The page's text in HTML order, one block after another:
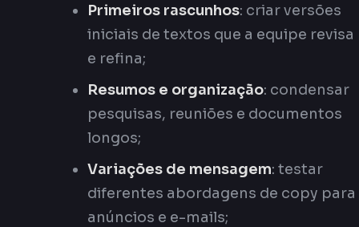
Primeiros rascunhos: criar versões
iniciais de textos que a equipe revisa
e refina;
Resumos e organização: condensar
pesquisas, reuniões e documentos
longos;
Variações de mensagem: testar
diferentes abordagens de copy para
anúncios e e-mails;